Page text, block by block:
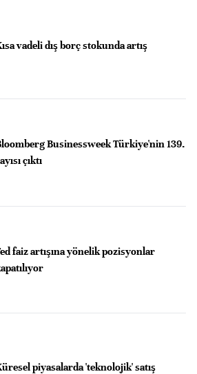
vadeli dış borç stokunda artış
Businessweek Türkiye'nin 139.
çıktı
faiz artışına yönelik pozisyonlar
piyasalarda 'teknolojik' satış